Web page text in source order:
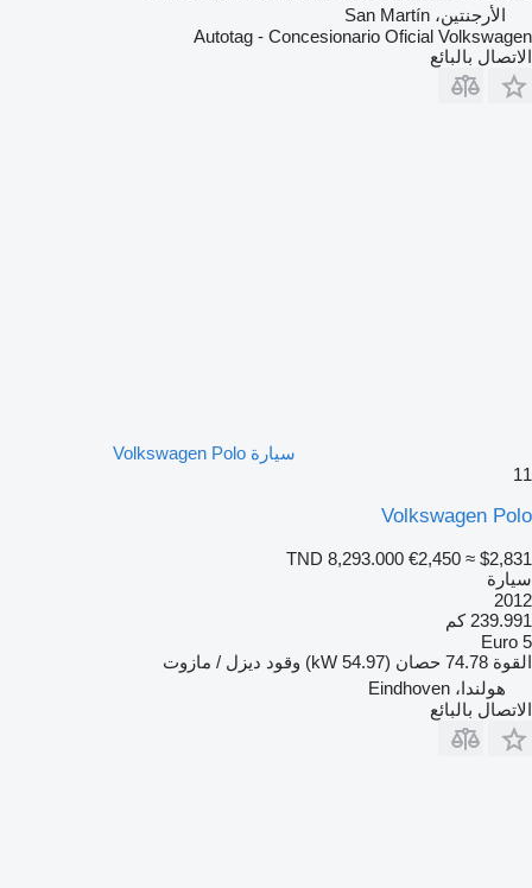
الأرجنتين، San Martín
Autotag - Concesionario Oficial Volkswagen
الاتصال بالبائع
سيارة Volkswagen Polo
11
Volkswagen Polo
TND 8,293.000 €2,450 ≈ $2,831
سيارة
2012
239.991 كم
Euro 5
القوة 74.78 حصان (54.97 kW) وقود ديزل / مازوت
هولندا، Eindhoven
الاتصال بالبائع